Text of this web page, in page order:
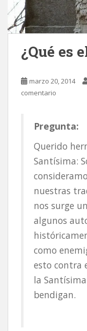
¿Qué es
marzo 20, 2014
comentario
Pregunta:
Querido
Santísima:
nuestras
nos surge
algunos
como
esto contra
la
bendigan.